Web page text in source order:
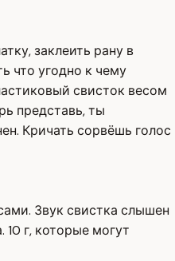
заклеить рану в
что угодно к чему
свисток весом
представь, ты
Кричать сорвёшь голос
Звук свистка слышен
г, которые могут